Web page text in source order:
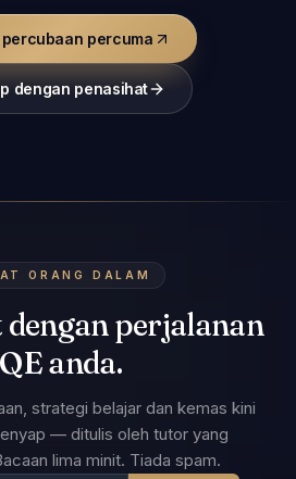
percuma
dengan penasihat
ORANG DALAM
dengan perjalanan
anda.
strategi belajar dan kemas kini
— ditulis oleh tutor yang
lima minit. Tiada spam.